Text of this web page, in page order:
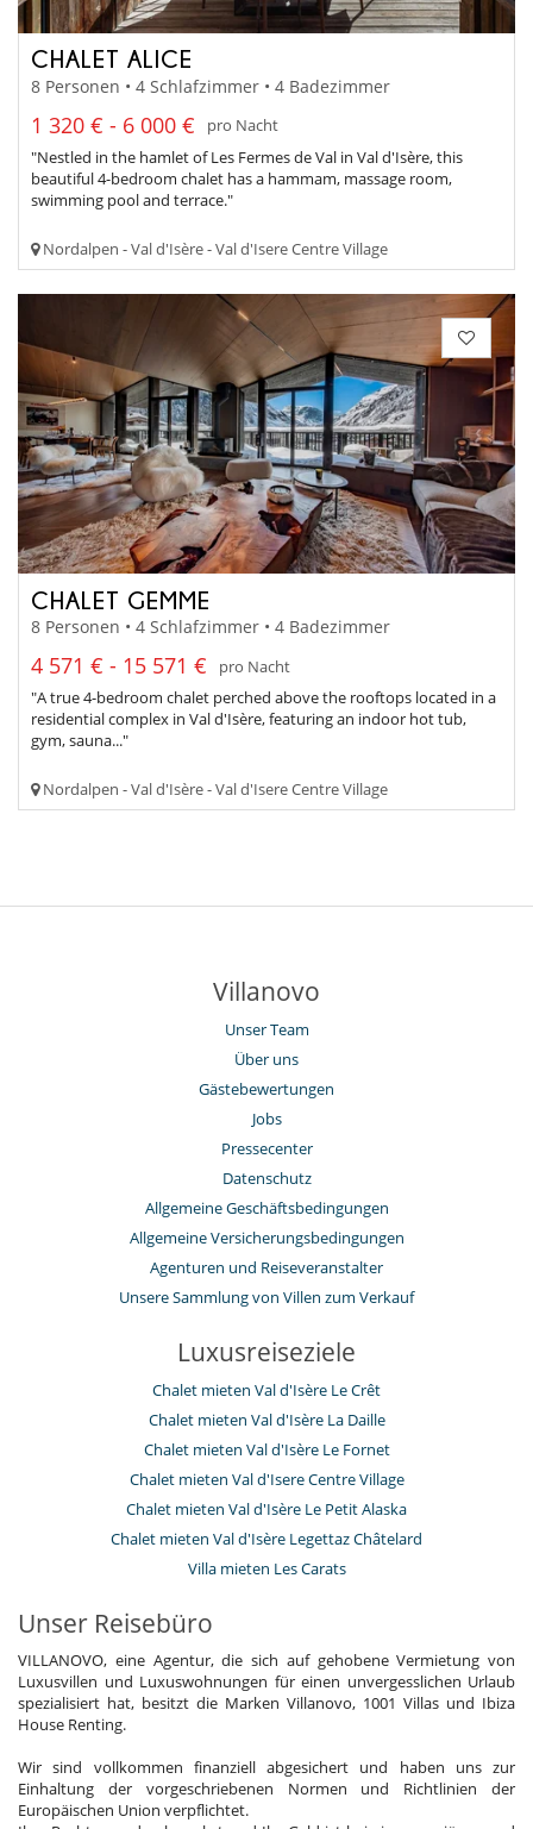
CHALET ALICE
8 Personen • 4 Schlafzimmer • 4 Badezimmer
1 320 € - 6 000 €
pro Nacht
"Nestled in the hamlet of Les Fermes de Val in Val d'Isère, this
beautiful 4-bedroom chalet has a hammam, massage room,
swimming pool and terrace."
Nordalpen - Val d'Isère - Val d'Isere Centre Village
CHALET GEMME
8 Personen • 4 Schlafzimmer • 4 Badezimmer
4 571 € - 15 571 €
pro Nacht
"A true 4-bedroom chalet perched above the rooftops located in a
residential complex in Val d'Isère, featuring an indoor hot tub,
gym, sauna..."
Nordalpen - Val d'Isère - Val d'Isere Centre Village
Villanovo
Unser Team
Über uns
Gästebewertungen
Jobs
Pressecenter
Datenschutz
Allgemeine Geschäftsbedingungen
Allgemeine Versicherungsbedingungen
Agenturen und Reiseveranstalter
Unsere Sammlung von Villen zum Verkauf
Luxusreiseziele
Chalet mieten Val d'Isère Le Crêt
Chalet mieten Val d'Isère La Daille
Chalet mieten Val d'Isère Le Fornet
Chalet mieten Val d'Isere Centre Village
Chalet mieten Val d'Isère Le Petit Alaska
Chalet mieten Val d'Isère Legettaz Châtelard
Villa mieten Les Carats
Unser Reisebüro
VILLANOVO, eine Agentur, die sich auf gehobene Vermietung von
Luxusvillen und Luxuswohnungen für einen unvergesslichen Urlaub
spezialisiert hat, besitzt die Marken Villanovo, 1001 Villas und Ibiza
House Renting.
Wir sind vollkommen finanziell abgesichert und haben uns zur
Einhaltung der vorgeschriebenen Normen und Richtlinien der
Europäischen Union verpflichtet.